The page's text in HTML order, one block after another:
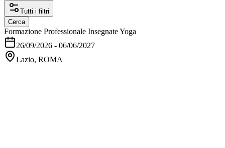
Tutti i filtri
Cerca
Formazione Professionale Insegnate Yoga
26/09/2026 - 06/06/2027
Lazio, ROMA